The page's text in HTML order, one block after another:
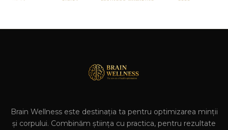
Brain Wellness este destinația ta pentru optimizarea minții
și corpului. Combinăm știința cu practica, pentru rezultate